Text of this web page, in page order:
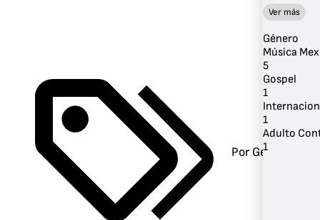
Por Género
Ver más
Género
Música
5
Gospel
1
1
Adulto
1